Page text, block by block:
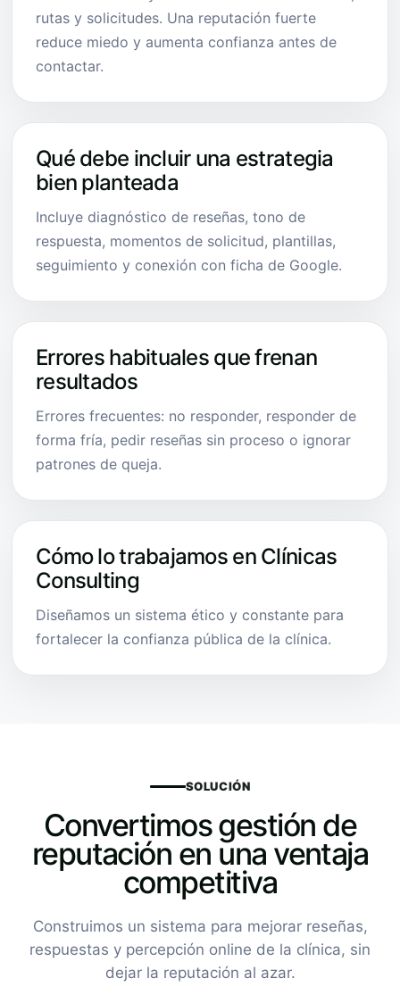
rutas y solicitudes. Una reputación fuerte
reduce miedo y aumenta confianza antes de
contactar.
Qué debe incluir una estrategia
bien planteada
Incluye diagnóstico de reseñas, tono de
respuesta, momentos de solicitud, plantillas,
seguimiento y conexión con ficha de Google.
Errores habituales que frenan
resultados
Errores frecuentes: no responder, responder de
forma fría, pedir reseñas sin proceso o ignorar
patrones de queja.
Cómo lo trabajamos en Clínicas
Consulting
Diseñamos un sistema ético y constante para
fortalecer la confianza pública de la clínica.
SOLUCIÓN
Convertimos gestión de
reputación en una ventaja
competitiva
Construimos un sistema para mejorar reseñas,
respuestas y percepción online de la clínica, sin
dejar la reputación al azar.